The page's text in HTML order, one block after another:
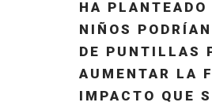
HA PLANTEADO
NIÑOS
DE PUNTILLAS
AUMENTAR LA
IMPACTO QUE